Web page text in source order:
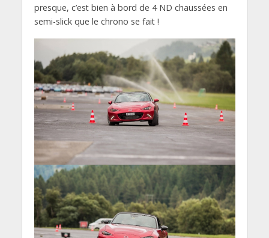
presque, c’est bien à bord de 4 ND chaussées en
semi-slick que le chrono se fait !